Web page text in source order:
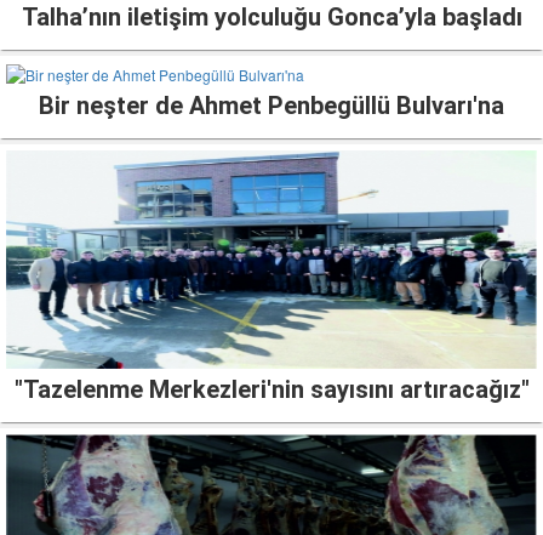
Talha’nın iletişim yolculuğu Gonca’yla başladı
Bir neşter de Ahmet Penbegüllü Bulvarı'na
"Tazelenme Merkezleri'nin sayısını artıracağız"